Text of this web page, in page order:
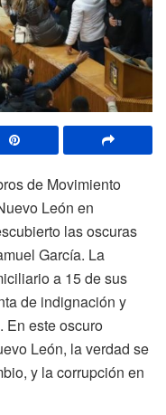
de Movimiento
León en
las oscuras
García. La
a 15 de sus
de indignación y
En este oscuro
León, la verdad se
y la corrupción en